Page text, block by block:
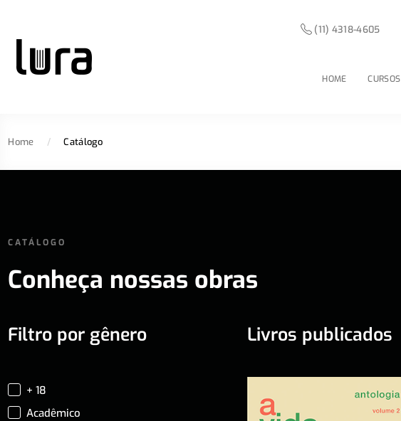
HOME CURSOS
(11) 4318-4605
Home / Catálogo
CATÁLOGO
Conheça nossas obras
Filtro por gênero
+ 18
Acadêmico
Livros publicados